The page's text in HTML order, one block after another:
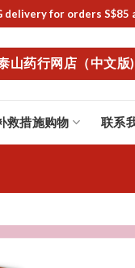
delivery for orders S$85
山药行网店（中文版)
救措施购物 联系